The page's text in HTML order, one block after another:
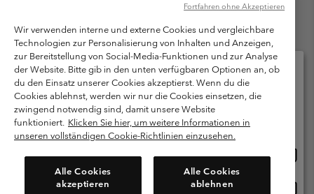
Columbia Sportswear Austria GmbH. Moosfeldstraße 1, 5101
Bergheim, Salzburg Österreich. Alle Rechte vorbehalten.
Nutzungsbedingungen
Allgemeine Verkaufsbedingungen
Garantie
Datenschutzerklärung
Bestimmungen und Bedingungen des Mitglieder Programms
Nutzungsbedingungen Für Nutzergenerierte Inhalte
Cookies
Kundenservice: Mo- Fr. 9:00 - 13:00 & 14:00- 18:00 Uhr
(+)43720880525
Wir verwenden interne und externe Cookies und vergleichbare
Technologien zur Personalisierung von Inhalten und Anzeigen,
zur Bereitstellung von Social-Media-Funktionen und zur Analyse
der Website. Bitte gib in den unten verfügbaren Optionen an, ob
du den Einsatz unserer Cookies akzeptierst. Wenn du die
Cookies ablehnst, werden wir nur die Cookies einsetzen, die
zwingend notwendig sind, damit unsere Website
funktioniert. Klicken Sie hier, um weitere Informationen in
unseren vollständigen Cookie-Richtlinien einzusehen.
Alle Cookies
akzeptieren
Alle Cookies
ablehnen
Fortfahren ohne Akzeptieren
Bitte wählen Sie Ihr Lieferland und Ihre Sprache
Online-Einkauf verfügbar
Österreich